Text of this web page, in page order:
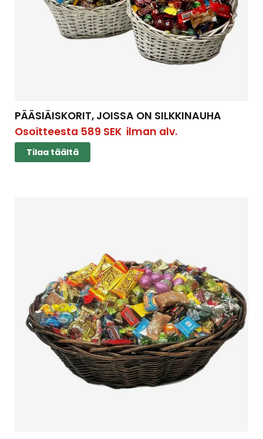
PÄÄSIÄISKORIT, JOISSA ON SILKKINAUHA
Osoitteesta 589 SEKilman alv.
Tilaa täältä